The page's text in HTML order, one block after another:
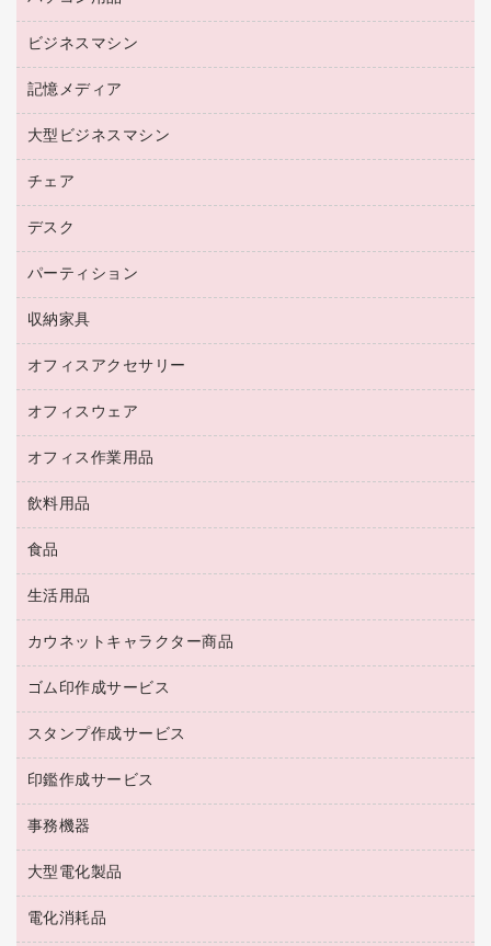
リサイクルトナー（プール方式）
リサイクルインクカートリッジ
プリンタ用リボン
トナーカートリッジ
コピートナー
インクカートリッジ
帳票用紙／フォーム用紙
ワープロ用紙
ラベル用紙
プロッター用紙
ハガキ用紙
その他コピー用紙・プリンタ用紙
コピー用紙
パソコン周辺機器
各種ケーブル
マウスパッド
マウス
パソコンバッグ／収納用品
ネットワーク／ＬＡＮ機器
ネットワーク／ＬＡＮアクセサリー
セキュリティ用品
ＵＳＢハブ／ＵＳＢアクセサリー
ＯＡフィルター
ＯＡクリーナー／エアダスター
ＨＤＤ／ＳＳＤ
ディスプレイモニター
ビジネスマシン
電話機
レーザープリンタ／複合機
メモリーカード
プロジェクタ
ファクシミリ
デジタルカメラ
スキャナー
コピー機
記憶メディア
ブルーレイディスク
ＣＤ－ＲＷ
ＣＤ－Ｒ
メディア収納用品
大型ビジネスマシン
プリンタ
チェア
応接イス・ベンチ
オフィスチェア
デスク
ミーティングテーブル
デスク
カウンター
パーティション
ホワイトボード・黒板
収納家具
保管庫・書庫
ロッカー・下駄箱
その他収納
オフィスアクセサリー
オフィスアクセサリー
オフィスウェア
医療・介護・ワーキングウェア
ブラウス・シャツ
アウター
オフィス作業用品
養生用品
防災用品
防災用備蓄食品・飲料
台車・脚立
倉庫収納用品
作業用雑貨
梱包用品
梱包用テープ
園芸用品
ペット用品
飲料用品
緑茶飲料
茶葉・インスタント
紅茶・バラエティ飲料
レギュラーコーヒー
ミルク・シュガー
ソフトドリンク
コーヒーメーカー・備品
インスタントコーヒー
食品
食品
菓子
生活用品
浴室用品
台所用洗剤
掃除用品
掃除用洗剤
洗濯用品
消臭・芳香剤
殺虫剤
飲食用消耗品
カウネットキャラクター商品
カウネットキャラクター商品
ゴム印作成サービス
ゴム印作成サービス
ゴム印（一行印）作成サービス
ゴム印（フリーサイズ印）作成サービス
スタンプ作成サービス
シヤチハタスタンプ作成サービス
カウネットスタンプ作成サービス
印鑑作成サービス
印鑑作成サービス
事務機器
大型シュレッダー（共配）
レーザーポインター
ラミネートフィルム
大型電化製品
冷蔵庫・キッチン・調理家電
電化消耗品